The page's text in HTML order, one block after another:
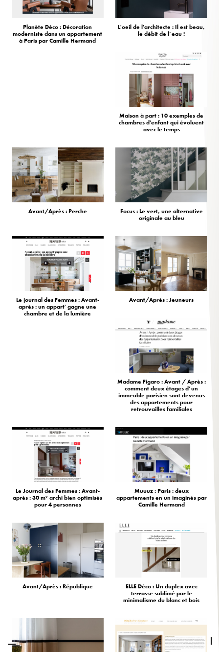
Planète Déco : Décoration
moderniste dans un appartement
à Paris par Camille Hermand
L'oeil de l'architecte : Il est beau,
le débit de l’eau !
Maison à part : 10 exemples de
chambres d'enfant qui évoluent
avec le temps
Avant/Après : Perche
Focus : Le vert, une alternative
originale au bleu
Le journal des Femmes : Avant-
après : un appart' gagne une
chambre et de la lumière
Avant/Après : Jeuneurs
Madame Figaro : Avant / Après :
comment deux étages d’un
immeuble parisien sont devenus
des appartements pour
retrouvailles familiales
Le Journal des Femmes : Avant-
après : 30 m² archi bien optimisés
pour 4 personnes
Muuuz : Paris : deux
appartements en un imaginés par
Camille Hermand
Avant/Après : République
ELLE Déco : Un duplex avec
terrasse sublimé par le
minimalisme du blanc et bois